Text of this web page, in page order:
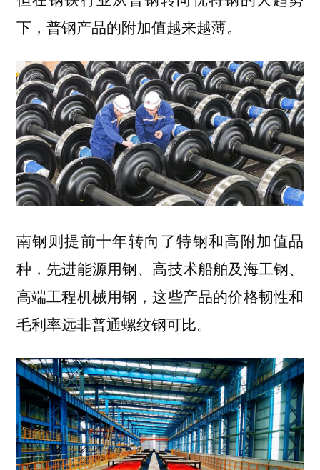
下，普钢产品的附加值越来越薄。
南钢则提前十年转向了特钢和高附加值品
种，先进能源用钢、高技术船舶及海工钢、
高端工程机械用钢，这些产品的价格韧性和
毛利率远非普通螺纹钢可比。